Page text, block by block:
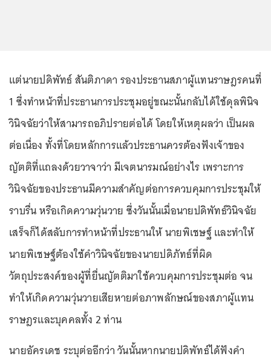
แต่นายปดิพัทธ์ สันติภาดา รองประธานสภาผู้แทนราษฎรคนที่
1 ซึ่งทำหน้าที่ประธานการประชุมอยู่ขณะนั้นกลับได้ใช้ดุลพินิจ
วินิจฉัยว่าให้สามารถอภิปรายต่อได้ โดยให้เหตุผลว่า เป็นผล
ต่อเนื่อง ทั้งที่โดยหลักการแล้วประธานควรต้องฟังเจ้าของ
ญัตติที่แถลงด้วยวาจาว่า มีเจตนารมณ์อย่างไร เพราะการ
วินิจฉัยของประธานมีความสำคัญต่อการควบคุมการประชุมให้
ราบรื่น หรือเกิดความวุ่นวาย ซึ่งวันนั้นเมื่อนายปดิพัทธ์วินิจฉัย
เสร็จก็ได้สลับการทำหน้าที่ประธานให้ นายพิเชษฐ์ และทำให้
นายพิเชษฐ์ต้องใช้คำวินิจฉัยของนายปดิภัทธ์ที่ผิด
วัตถุประสงค์ของผู้ที่ยื่นญัตติมาใช้ควบคุมการประชุมต่อ จน
ทำให้เกิดความวุ่นวายเสียหายต่อภาพลักษณ์ของสภาผู้แทน
ราษฎรและบุคคลทั้ง 2 ท่าน
นายอัครเดช ระบุต่ออีกว่า วันนั้นหากนายปดิพัทธ์ได้ฟังคำ